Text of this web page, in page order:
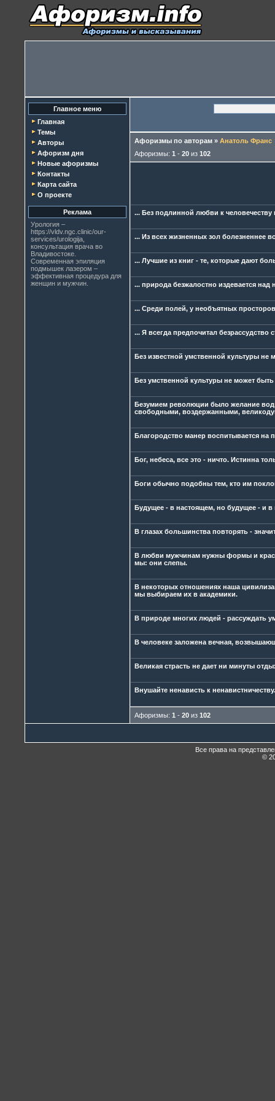
Главное меню
Главная
Темы
Авторы
Афоризм дня
Новые афоризмы
Контакты
Карта сайта
О проекте
Реклама
Урология –
https://vldv.ngc.clinic/our-
services/urologija
консультация врача во
Владивостоке.
Современная эпиляция
подмышек лазером –
эффективная процедура для
женщин и мужчин.
Афоризмы по авторам » Анатоль Франс
Афоризмы: 1 - 20 из 102
... Без подлинной любви к
... Из всех жизненных зол болезненнее
... Лучшие из книг - те, которые дают
... природа безжалостно издевается
... Среди полей, у необъятных
... Я всегда предпочитал безрассудство
Без известной умственной культуры не
Без умственной культуры не может
Безумием революции было желание
свободными, воздержанными,
Благородство манер воспитывается на
Бог, небеса, все это - ничто. Истинна
Боги обычно подобны тем, кто им
Будущее - в настоящем, но будущее - и
В глазах большинства повторять -
В любви мужчинам нужны формы и
мы: они слепы.
В некоторых отношениях наша
мы выбираем их в академики.
В природе многих людей - рассуждать
В человеке заложена вечная,
Великая страсть не дает ни минуты
Внушайте ненависть к ненавистничеству.
Афоризмы: 1 - 20 из 102
Все права на
©